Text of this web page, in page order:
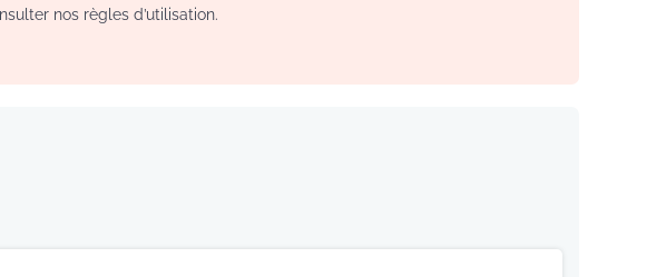
nos règles d’utilisation.